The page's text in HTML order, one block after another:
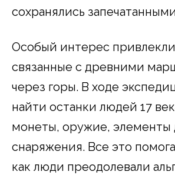
сохранялись
Особый интерес
связанные с древними
через горы. В ходе
найти останки людей 17
монеты, оружие, элементы
снаряжения. Все это
как люди преодолевали